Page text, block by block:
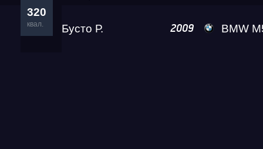
320
квал. Бусто Р. 2009 BMW M5 Ramon